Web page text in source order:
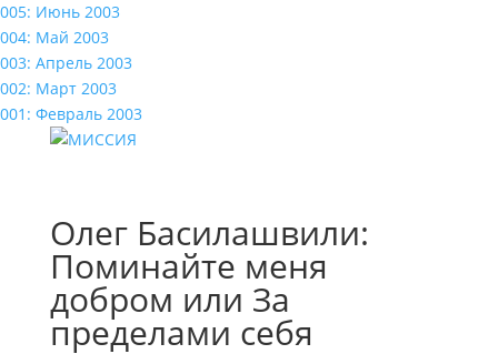
005: Июнь 2003
004: Май 2003
003: Апрель 2003
002: Март 2003
001: Февраль 2003
Олег Басилашвили:
Поминайте меня
добром или За
пределами себя